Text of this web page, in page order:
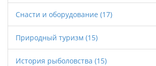
Снасти и оборудование (17)
Природный туризм (15)
История рыболовства (15)